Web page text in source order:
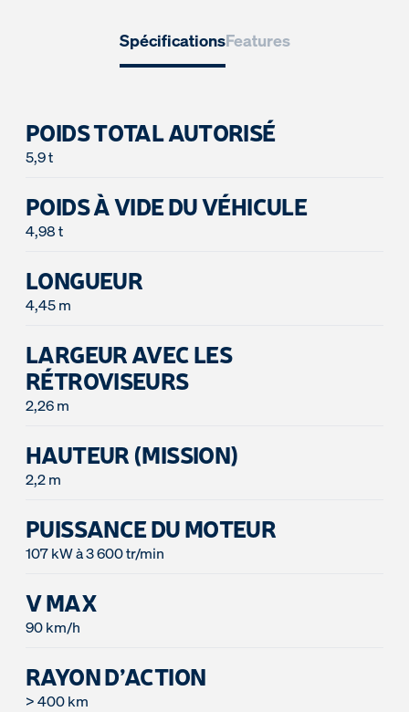
SpécificationsFeatures
POIDS TOTAL AUTORISÉ
POIDS À VIDE DU VÉHICULE
4,98 t
LONGUEUR
4,45 m
LARGEUR AVEC LES
RÉTROVISEURS
2,26 m
HAUTEUR (MISSION)
2,2 m
PUISSANCE DU MOTEUR
107 kW à 3 600 tr/min
V MAX
90 km/h
RAYON D’ACTION
> 400 km